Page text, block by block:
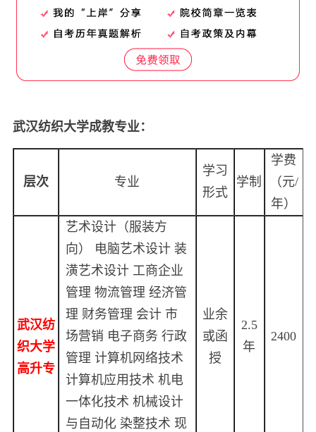
武汉纺织大学成教专业：
层次 专业
学习
形式
学制
学费
（元/
年）
武汉纺
织大学
高升专
艺术设计（服装方
向） 电脑艺术设计 装
潢艺术设计 工商企业
管理 物流管理 经济管
理 财务管理 会计 市
场营销 电子商务 行政
管理 计算机网络技术
计算机应用技术 机电
一体化技术 机械设计
与自动化 染整技术 现
业余
或函
授
2.5
年
2400